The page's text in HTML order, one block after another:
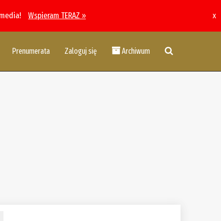
Wspieram TERAZ » x
Prenumerata Zaloguj się Archiwum